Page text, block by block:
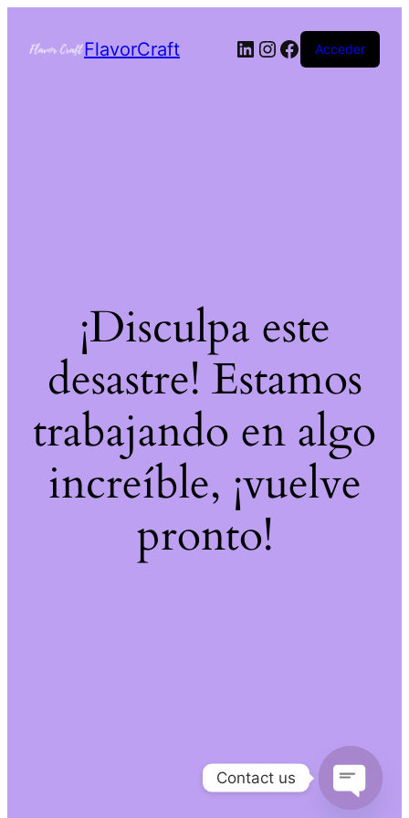
FlavorCraft Acceder
¡Disculpa este
desastre! Estamos
trabajando en algo
increíble, ¡vuelve
pronto!
Contact us